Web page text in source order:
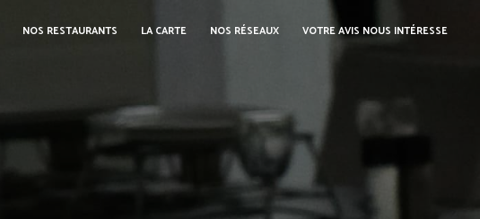
NOS RESTAURANTS LA CARTE NOS RÉSEAUX VOTRE AVIS NOUS INTÉRESSE